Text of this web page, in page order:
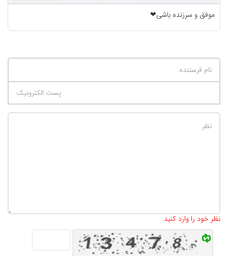
موفق و سرزنده باشی❤
نظر خود را وارد کنید